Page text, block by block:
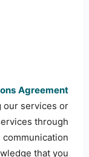
Agreement
our services or
through
that you